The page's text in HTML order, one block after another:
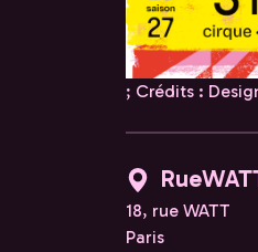
; Crédits :
18, rue WATT
Paris